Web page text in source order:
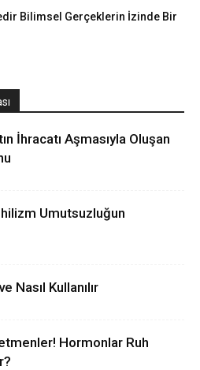
Bilimsel Gerçeklerin İzinde Bir
İhracatı Aşmasıyla Oluşan
Umutsuzluğun
Nasıl Kullanılır
Hormonlar Ruh